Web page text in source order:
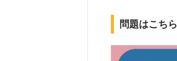
問題はこちら